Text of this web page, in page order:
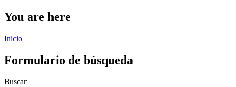
You are here
Inicio
Formulario de búsqueda
Buscar